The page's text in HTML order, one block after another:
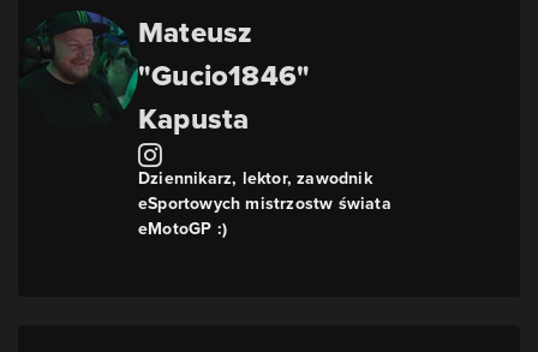
Mateusz
"Gucio1846"
Kapusta
Dziennikarz, lektor, zawodnik
eSportowych mistrzostw świata
eMotoGP :)